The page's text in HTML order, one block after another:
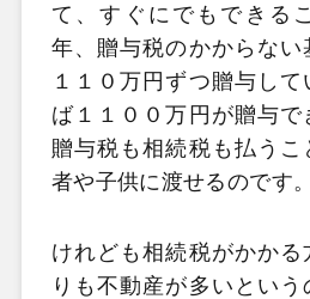
て、すぐにでもできる
年、贈与税のかからな
１１０万円ずつ贈与し
ば１１００万円が贈与で
贈与税も相続税も払う
者や子供に渡せるのです。
けれども相続税がかかる
りも不動産が多いとい